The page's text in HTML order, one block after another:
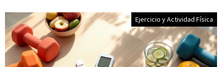
Ejercicio y Actividad Física